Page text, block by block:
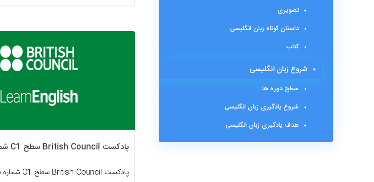
پادکست British Council سطح C1 شماره 5
تصویری
داستان کوتاه زبان انگلیسی
کتاب
شروع زبان انگلیسی
سطح دوره ها
شروع یادگیری زبان انگلیسی
هدف یادگیری زبان انگلیسی